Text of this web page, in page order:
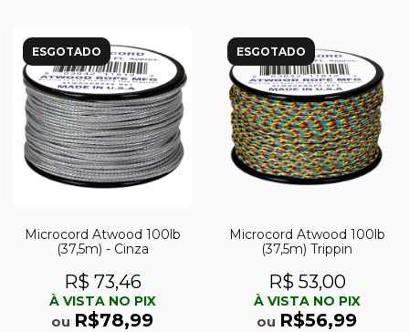
ESGOTADO
Microcord Atwood 100lb
(37,5m) - Cinza
R$ 73,46
À VISTA NO PIX
ou R$78,99
ESGOTADO
Microcord Atwood 100lb
(37,5m) Trippin
R$ 53,00
À VISTA NO PIX
ou R$56,99